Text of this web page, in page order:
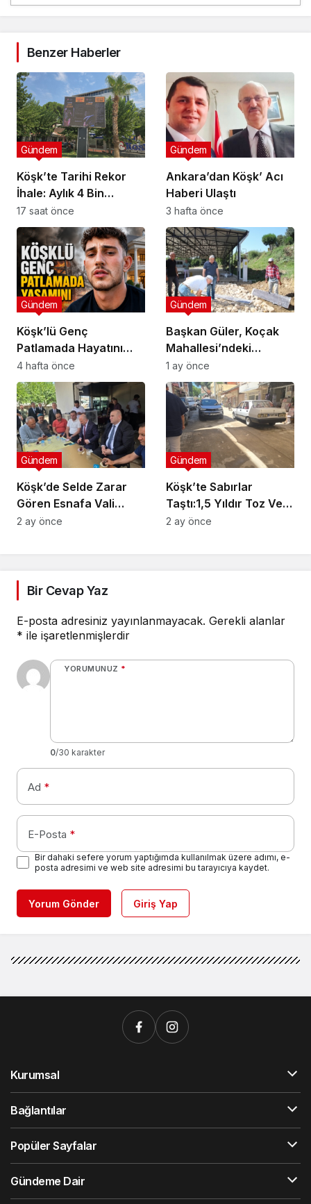
Benzer Haberler
Köşk’te Tarihi Rekor
İhale: Aylık 4 Bin
Liradan Başladı, 251
Bin Lirada Bitti
Gündem
17 saat önce
Ankara’dan Köşk’ Acı
Haberi Ulaştı
Gündem
3 hafta önce
Köşk’lü Genç
Patlamada Hayatını
Kaybetti
Gündem
4 hafta önce
Başkan Güler, Koçak
Mahallesi’ndeki
Çalışmaları İnceledi
Gündem
1 ay önce
Köşk’de Selde Zarar
Gören Esnafa Vali
Güvencesi
Gündem
2 ay önce
Köşk’te Sabırlar
Taştı:1,5 Yıldır Toz Ve
Çamurlar Yaşıyoruz
Gündem
2 ay önce
Bir Cevap Yaz
E-posta adresiniz yayınlanmayacak. Gerekli alanlar
* ile işaretlenmişlerdir
YORUMUNUZ *
0/30 karakter
Ad *
E-Posta *
Bir dahaki sefere yorum yaptığımda kullanılmak üzere adımı, e-
posta adresimi ve web site adresimi bu tarayıcıya kaydet.
Yorum Gönder Giriş Yap
Kurumsal
Bağlantılar
Popüler Sayfalar
Gündeme Dair